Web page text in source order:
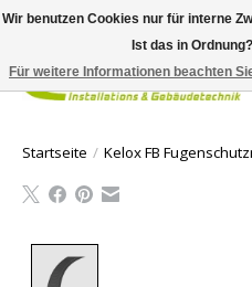
Startseite / Kelox FB
Wir benutzen Cookies nur für interne
Ist das in Ordnung?
Für weitere Informationen beachten